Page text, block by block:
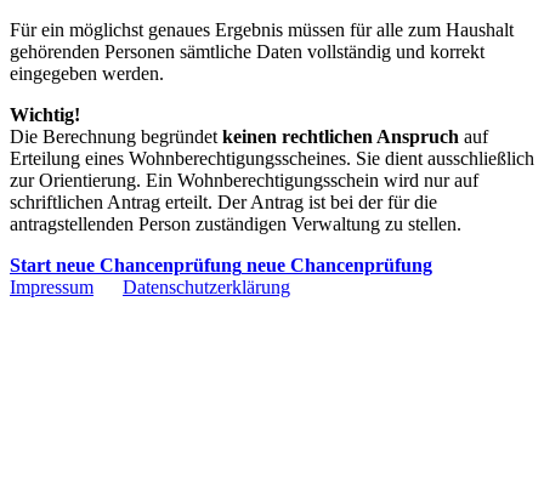
Für ein möglichst genaues Ergebnis müssen für alle zum Haushalt
gehörenden Personen sämtliche Daten vollständig und korrekt
eingegeben werden.
Wichtig!
Die Berechnung begründet keinen rechtlichen Anspruch auf
Erteilung eines Wohnberechtigungsscheines. Sie dient ausschließlich
zur Orientierung. Ein Wohnberechtigungsschein wird nur auf
schriftlichen Antrag erteilt. Der Antrag ist bei der für die
antragstellenden Person zuständigen Verwaltung zu stellen.
Start neue Chancenprüfung neue Chancenprüfung
Impressum
Datenschutzerklärung